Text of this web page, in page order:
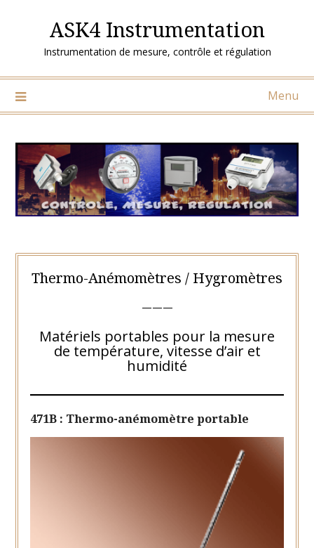
ASK4 Instrumentation
Instrumentation de mesure, contrôle et régulation
Menu
Thermo-Anémomètres / Hygromètres
———
Matériels portables pour la mesure
de température, vitesse d’air et
humidité
471B : Thermo-anémomètre portable